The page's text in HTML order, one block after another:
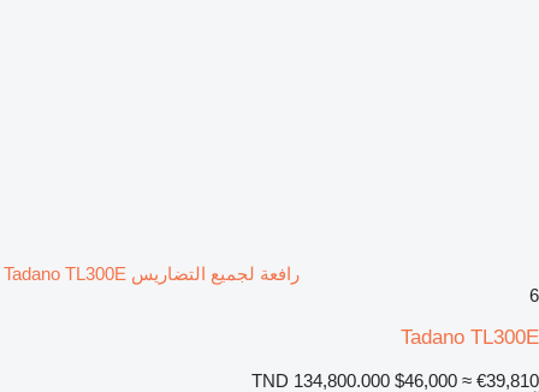
رافعة لجميع التضاريس Tadano TL300E
6
Tadano TL300E
TND 134,800.000 $46,000 ≈ €39,810